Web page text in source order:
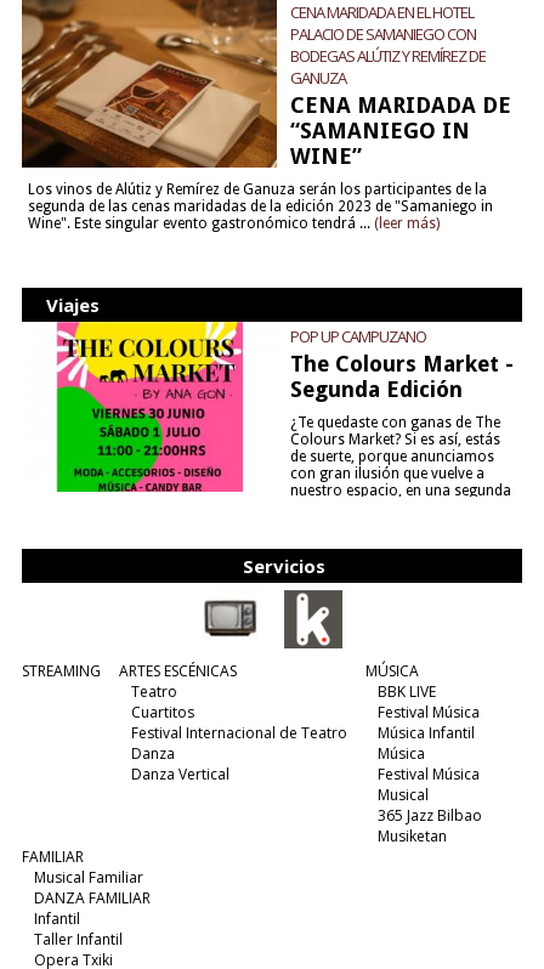
CENA MARIDADA EN EL HOTEL
PALACIO DE SAMANIEGO CON
BODEGAS ALÚTIZ Y REMÍREZ DE
GANUZA
CENA MARIDADA DE
“SAMANIEGO IN
WINE”
Los vinos de Alútiz y Remírez de Ganuza serán los participantes de la
segunda de las cenas maridadas de la edición 2023 de "Samaniego in
Wine". Este singular evento gastronómico tendrá ... (leer más)
Viajes
POP UP CAMPUZANO
The Colours Market -
Segunda Edición
¿Te quedaste con ganas de The
Colours Market? Si es así, estás
de suerte, porque anunciamos
con gran ilusión que vuelve a
nuestro espacio, en una segunda
Servicios
STREAMING
ARTES ESCÉNICAS
Teatro
Cuartitos
Festival Internacional de Teatro
Danza
Danza Vertical
MÚSICA
BBK LIVE
Festival Música
Música Infantil
Música
Festival Música
Musical
365 Jazz Bilbao
Musiketan
FAMILIAR
Musical Familiar
DANZA FAMILIAR
Infantil
Taller Infantil
Opera Txiki